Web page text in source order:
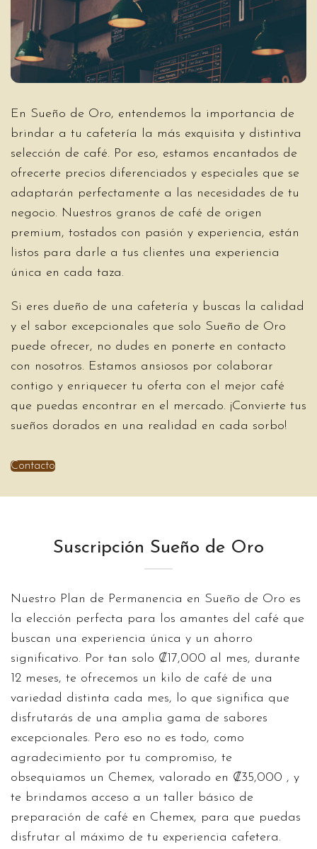
En Sueño de Oro, entendemos la importancia de
brindar a tu cafetería la más exquisita y distintiva
selección de café. Por eso, estamos encantados de
ofrecerte precios diferenciados y especiales que se
adaptarán perfectamente a las necesidades de tu
negocio. Nuestros granos de café de origen
premium, tostados con pasión y experiencia, están
listos para darle a tus clientes una experiencia
única en cada taza.
Si eres dueño de una cafetería y buscas la calidad
y el sabor excepcionales que solo Sueño de Oro
puede ofrecer, no dudes en ponerte en contacto
con nosotros. Estamos ansiosos por colaborar
contigo y enriquecer tu oferta con el mejor café
que puedas encontrar en el mercado. ¡Convierte tus
sueños dorados en una realidad en cada sorbo!
Contacto
Suscripción Sueño de Oro
Nuestro Plan de Permanencia en Sueño de Oro es
la elección perfecta para los amantes del café que
buscan una experiencia única y un ahorro
significativo. Por tan solo ₡17,000 al mes, durante
12 meses, te ofrecemos un kilo de café de una
variedad distinta cada mes, lo que significa que
disfrutarás de una amplia gama de sabores
excepcionales. Pero eso no es todo, como
agradecimiento por tu compromiso, te
obsequiamos un Chemex, valorado en ₡35,000 , y
te brindamos acceso a un taller básico de
preparación de café en Chemex, para que puedas
disfrutar al máximo de tu experiencia cafetera.